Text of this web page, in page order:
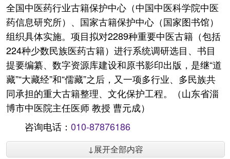
全国中医药行业古籍保护中心（中国中医科学院中医
药信息研究所）、国家古籍保护中心（国家图书馆）
组织具体实施。项目拟对2289种重要中医古籍（包括
224种少数民族医药古籍）进行系统调研选目、书目
提要编纂、数字资源库建设和原书影印出版，是继“道
藏”“大藏经”和“儒藏”之后，又一项多行业、多民族共
同承担的重大古籍整理、文化保护工程。（山东省淄
博市中医院主任医师 教授 曹元成）
咨询电话： 010-87876186
↓展开全部内容